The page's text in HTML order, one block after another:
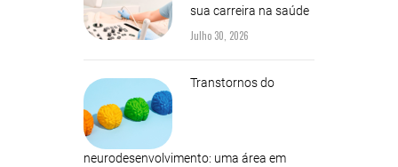
sua carreira na saúde
Julho 30, 2026
Transtornos do
neurodesenvolvimento: uma área em